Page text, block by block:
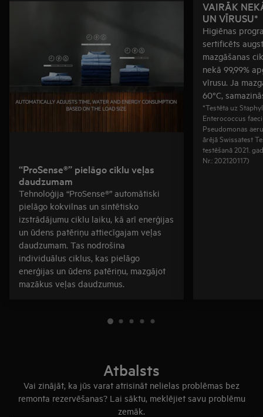
“ProSense®” pielāgo ciklu veļas
daudzumam
Tehnoloģija “ProSense®” automātiski
pielāgo kokvilnas un sintētisko
izstrādājumu ciklu laiku, kā arī enerģijas
un ūdens patēriņu attiecīgajam veļas
daudzumam. Tas nodrošina
individuālus ciklus, kas pielāgo
enerģijas un ūdens patēriņu, mazgājot
mazākus veļas daudzumus.
VAIRĀK
UN VĪRUSU*
Higiēnas
sertificēts
mazgāšanas
nekā 99,99%
vīrusu. Ja
60°C,
*Testēta uz
Enterococcus
Pseudomonas
ārējā Swissatest
testēšanā 2021.
Nr.: 202120117)
Atbalsts
Vai zinājāt, ka jūs varat atrisināt nelielas problēmas bez
remonta rezervēšanas? Lai sāktu, meklējiet savu problēmu
zemāk.